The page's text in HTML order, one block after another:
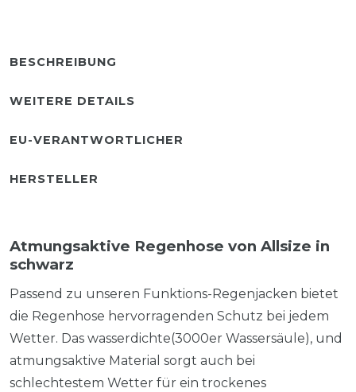
BESCHREIBUNG
WEITERE DETAILS
EU-VERANTWORTLICHER
HERSTELLER
Atmungsaktive Regenhose von Allsize in
schwarz
Passend zu unseren Funktions-Regenjacken bietet
die Regenhose hervorragenden Schutz bei jedem
Wetter. Das wasserdichte(3000er Wassersäule), und
atmungsaktive Material sorgt auch bei
schlechtestem Wetter für ein trockenes